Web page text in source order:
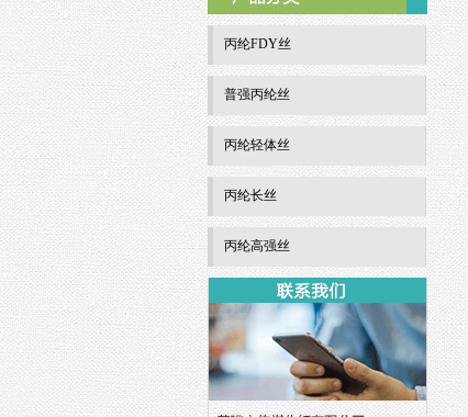
丙纶FDY丝
普强丙纶丝
丙纶轻体丝
丙纶长丝
丙纶高强丝